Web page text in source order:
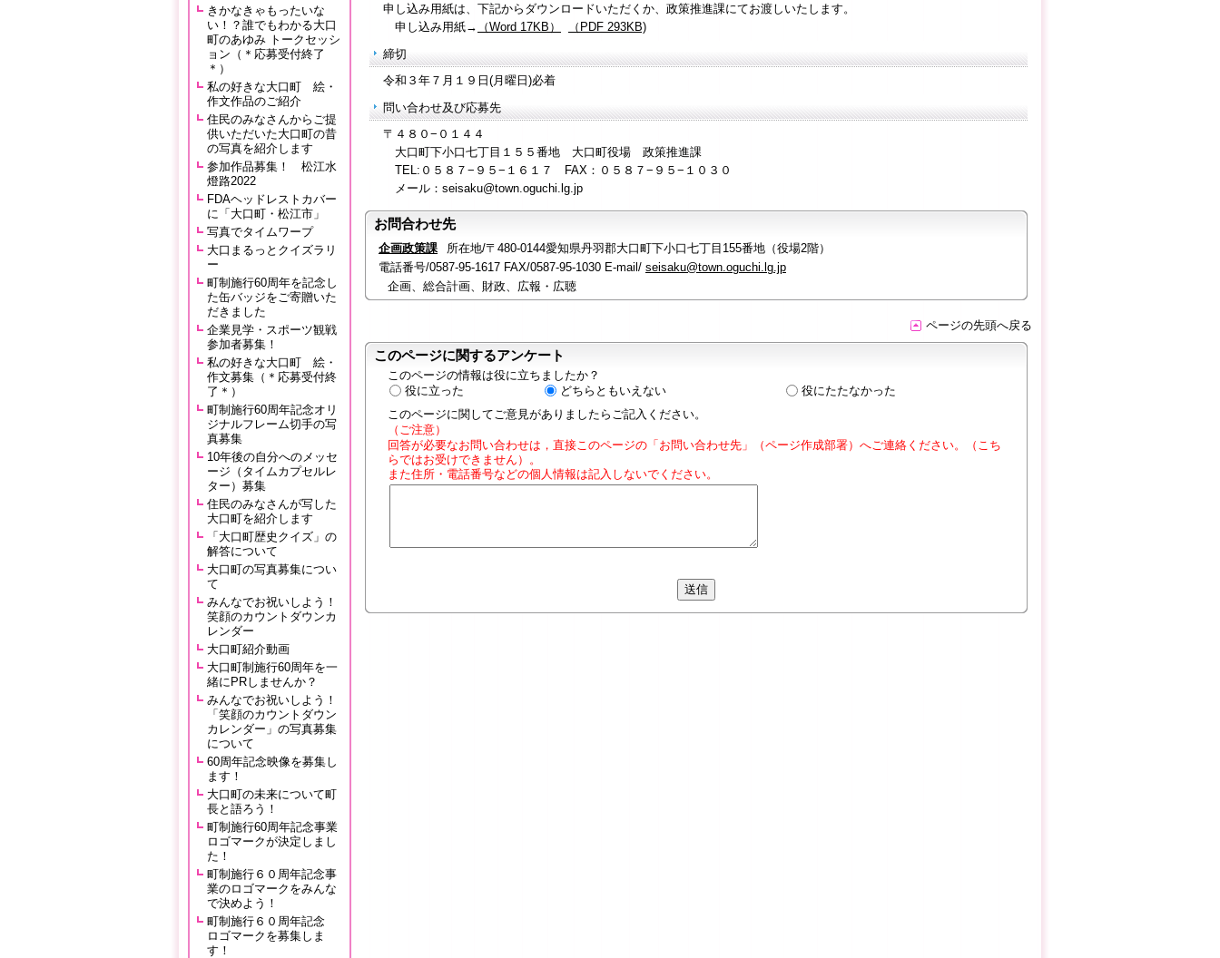
きかなきゃもったいな
い！？誰でもわかる大口
町のあゆみ トークセッシ
ョン（＊応募受付終了
＊）
私の好きな大口町 絵・
作文作品のご紹介
住民のみなさんからご提
供いただいた大口町の昔
の写真を紹介します
参加作品募集！ 松江水
燈路2022
FDAヘッドレストカバー
に「大口町・松江市」
写真でタイムワープ
大口まるっとクイズラリ
ー
町制施行60周年を記念し
た缶バッジをご寄贈いた
だきました
企業見学・スポーツ観戦
参加者募集！
私の好きな大口町 絵・
作文募集（＊応募受付終
了＊）
町制施行60周年記念オリ
ジナルフレーム切手の写
真募集
10年後の自分へのメッセ
ージ（タイムカプセルレ
ター）募集
住民のみなさんが写した
大口町を紹介します
「大口町歴史クイズ」の
解答について
大口町の写真募集につい
て
みんなでお祝いしよう！
笑顔のカウントダウンカ
レンダー
大口町紹介動画
大口町制施行60周年を一
緒にPRしませんか？
みんなでお祝いしよう！
「笑顔のカウントダウン
カレンダー」の写真募集
について
60周年記念映像を募集し
ます！
大口町の未来について町
長と語ろう！
町制施行60周年記念事業
ロゴマークが決定しまし
た！
町制施行６０周年記念事
業のロゴマークをみんな
で決めよう！
町制施行６０周年記念
ロゴマークを募集しま
す！
申し込み用紙は、下記からダウンロードいただくか、政策推進課にてお渡しいたします。
申し込み用紙→
（Word 17KB）
（PDF 293KB)
締切
令和３年７月１９日(月曜日)必着
問い合わせ及び応募先
〒４８０−０１４４
大口町下小口七丁目１５５番地 大口町役場 政策推進課
TEL:０５８７−９５−１６１７ FAX：０５８７−９５−１０３０
メール：seisaku@town.oguchi.lg.jp
お問合わせ先
企画政策課
所在地/〒480-0144愛知県丹羽郡大口町下小口七丁目155番地（役場2階）
電話番号/0587-95-1617 FAX/0587-95-1030 E-mail/ seisaku@town.oguchi.lg.jp
企画、総合計画、財政、広報・広聴
ページの先頭へ戻る
このページに関するアンケート
このページの情報は役に立ちましたか？
役に立った
どちらともいえない
役にたたなかった
このページに関してご意見がありましたらご記入ください。
（ご注意）
回答が必要なお問い合わせは，直接このページの「お問い合わせ先」（ページ作成部署）へご連絡ください。（こち
らではお受けできません）。
また住所・電話番号などの個人情報は記入しないでください。